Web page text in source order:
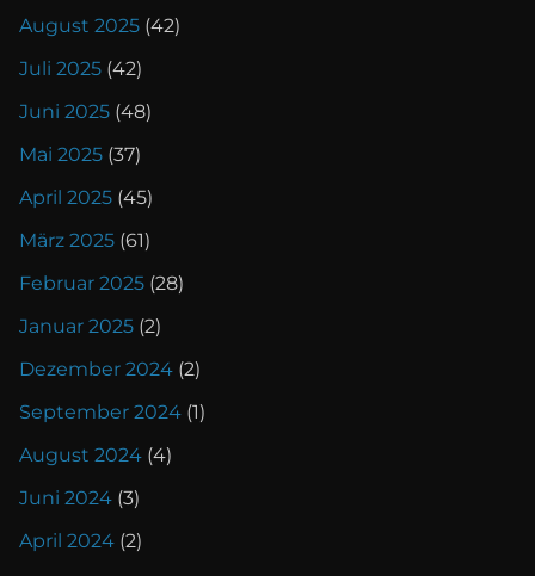
August 2025 (42)
Juli 2025 (42)
Juni 2025 (48)
Mai 2025 (37)
April 2025 (45)
März 2025 (61)
Februar 2025 (28)
Januar 2025 (2)
Dezember 2024 (2)
September 2024 (1)
August 2024 (4)
Juni 2024 (3)
April 2024 (2)